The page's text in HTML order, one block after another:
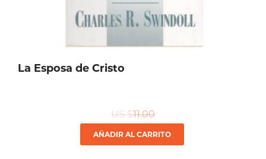
La Esposa de Cristo
US $11.00
AÑADIR AL CARRITO